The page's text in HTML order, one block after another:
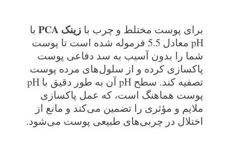
برای پوست مختلط و چرب با زینک
با
pH معادل 5.5 فرموله شده است تا پوست
شما را بدون آسیب به سد دفاعی پوست
پاکسازی کرده و از سلول‌های مرده پوست
تصفیه کند. سطح pH آن به طور دقیق با pH
پوست هماهنگ است، که عمل پاکسازی
ملایم و مؤثری را تضمین می‌کند و مانع از
اختلال در چربی‌های طبیعی پوست می‌شود.